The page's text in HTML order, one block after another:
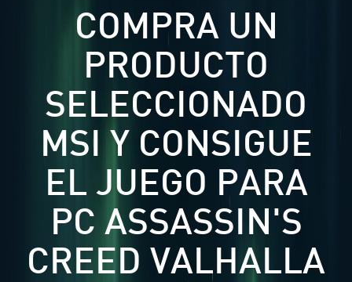
COMPRA UN
PRODUCTO
SELECCIONADO
MSI Y CONSIGUE
EL JUEGO PARA
PC ASSASSIN'S
CREED VALHALLA